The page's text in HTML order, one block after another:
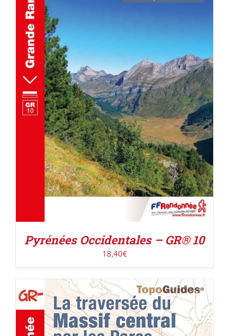
ACHETER LE PRODUIT / DÉTAILS
Pyrénées Occidentales – GR® 10
18,40€